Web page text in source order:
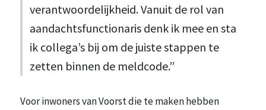
verantwoordelijkheid. Vanuit de rol van
aandachtsfunctionaris denk ik mee en sta
ik collega’s bij om de juiste stappen te
zetten binnen de meldcode.”
Voor inwoners van Voorst die te maken hebben